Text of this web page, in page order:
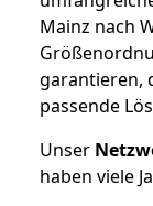
Mainz nach
garantieren,
passende
Unser
haben viele